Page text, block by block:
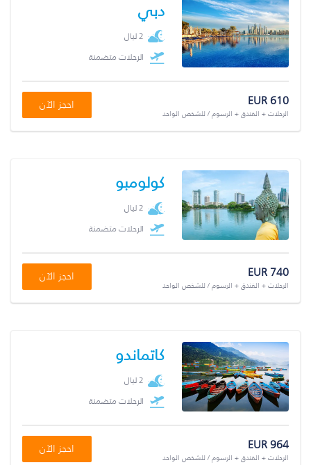
دبي
2 ليال
الرحلات متضمنة
EUR 610
الرحلات + الفندق + الرسوم / للشخص الواحد
احجز الآن
كولومبو
2 ليال
الرحلات متضمنة
EUR 740
الرحلات + الفندق + الرسوم / للشخص الواحد
احجز الآن
كاتماندو
2 ليال
الرحلات متضمنة
EUR 964
الرحلات + الفندق + الرسوم / للشخص الواحد
احجز الآن